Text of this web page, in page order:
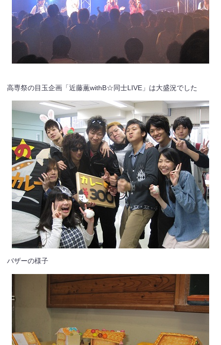
高専祭の目玉企画「近藤薫withB☆同士LIVE」は大盛況でした
バザーの様子